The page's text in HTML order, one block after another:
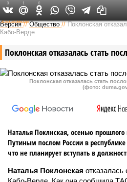
Федеральный
Версия //Общество //Поклонская
Кабо-Верде
Поклонская отказалась стать
Поклонская отказалась стать
(фото:
Наталья Поклнская, осенью прошлого
Путиным послом России в
что не планирует вступать в
Наталья Поклонская отказалась
0 1 0